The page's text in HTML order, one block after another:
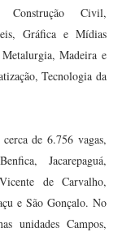
Construção Civil,
Gráfica e Mídias
Madeira e
Tecnologia da
de 6.756 vagas,
Jacarepaguá,
de Carvalho,
e São Gonçalo. No
unidades Campos,